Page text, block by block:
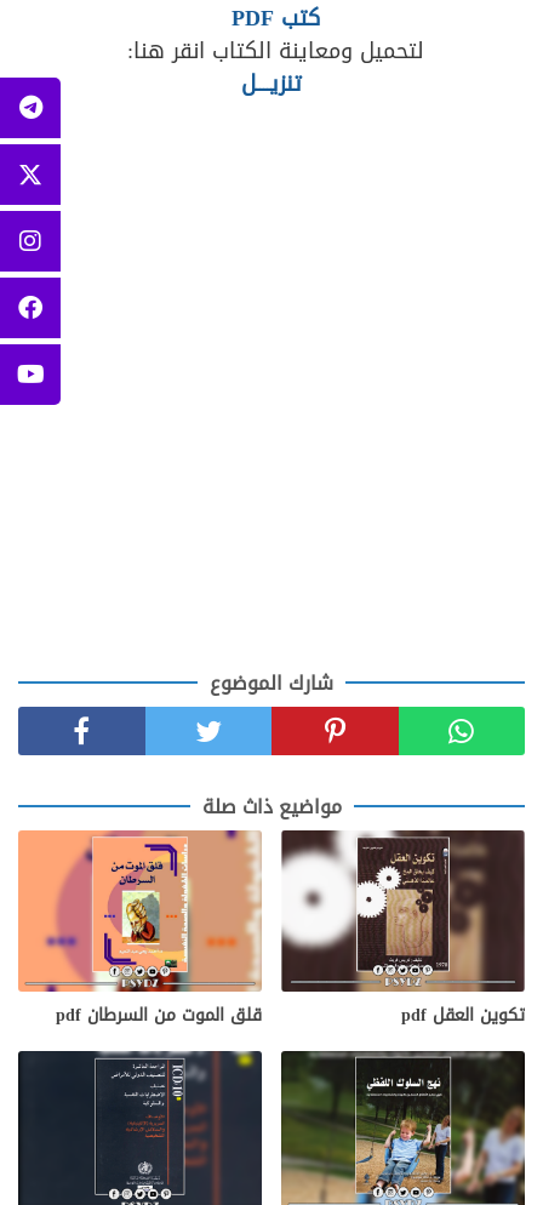
كتب PDF
لتحميل ومعاينة الكتاب انقر هنا:
تنزيــــل
شارك الموضوع
مواضيع ذاث صلة
تكوين العقل pdf قلق الموت من السرطان pdf